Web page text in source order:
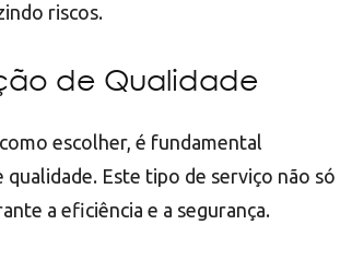
riscos.
de Qualidade
escolher, é fundamental
Este tipo de serviço não só
a eficiência e a segurança.